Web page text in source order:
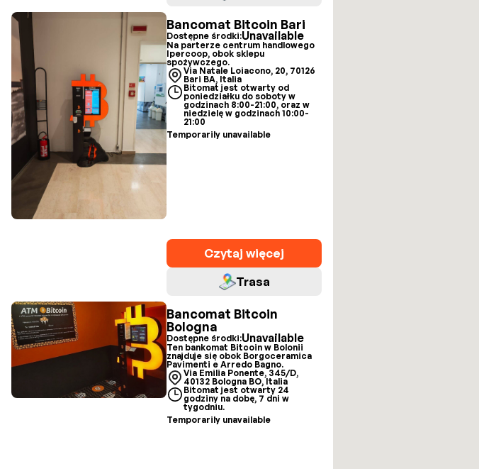
Bancomat Bitcoin Bari
Dostępne środki:Unavailable
Na parterze centrum handlowego
Ipercoop, obok sklepu
spożywczego.
Via Natale Loiacono, 20, 70126
Bari BA, Italia
Bitomat jest otwarty od
poniedziałku do soboty w
godzinach 8:00-21:00, oraz w
niedzielę w godzinach 10:00-
21:00
Temporarily unavailable
Czytaj więcej
Trasa
Bancomat Bitcoin
Bologna
Dostępne środki:Unavailable
Ten bankomat Bitcoin w Bolonii
znajduje się obok Borgoceramica
Pavimenti e Arredo Bagno.
Via Emilia Ponente, 345/D,
40132 Bologna BO, Italia
Bitomat jest otwarty 24
godziny na dobę, 7 dni w
tygodniu.
Temporarily unavailable